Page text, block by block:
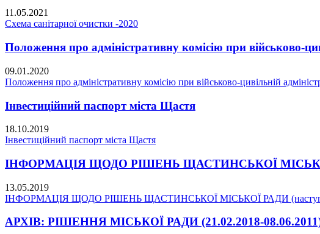
11.05.2021
Схема санітарної очистки -2020
Положення про адміністративну комісію при військово-
09.01.2020
Положення про адміністративну комісію при військово-цивільній
Інвестиційний паспорт міста Щастя
18.10.2019
Інвестиційний паспорт міста Щастя
ІНФОРМАЦІЯ ЩОДО РІШЕНЬ ЩАСТИНСЬКОЇ МІСЬКОЇ
13.05.2019
ІНФОРМАЦІЯ ЩОДО РІШЕНЬ ЩАСТИНСЬКОЇ МІСЬКОЇ РАДИ
АРХІВ: РІШЕННЯ МІСЬКОЇ РАДИ (21.02.2018-